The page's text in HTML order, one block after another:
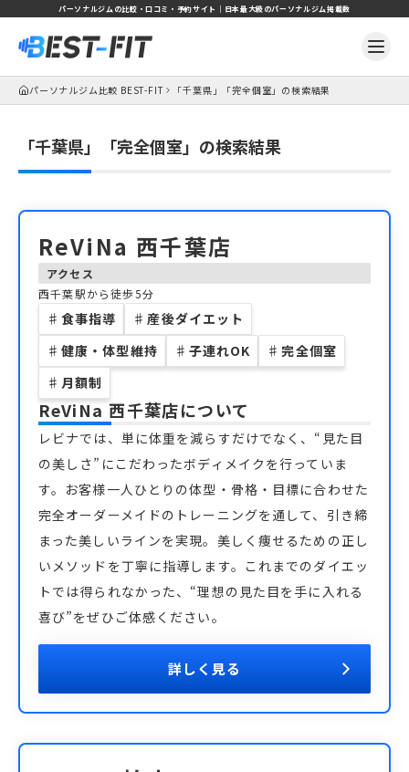
パーソナルジムの比較・口コミ・予約サイト｜日本最大級のパーソナルジム掲載数
パーソナルジム比較 BEST-FIT 「千葉県」「完全個室」の検索結果
「千葉県」「完全個室」の検索結果
ReViNa 西千葉店
アクセス
西千葉駅から徒歩5分
♯ 食事指導 ♯ 産後ダイエット
♯ 健康・体型維持 ♯ 子連れOK ♯ 完全個室
♯ 月額制
ReViNa 西千葉店について
レビナでは、単に体重を減らすだけでなく、“見た目
の美しさ”にこだわったボディメイクを行っていま
す。お客様一人ひとりの体型・骨格・目標に合わせた
完全オーダーメイドのトレーニングを通して、引き締
まった美しいラインを実現。美しく痩せるための正し
いメソッドを丁寧に指導します。これまでのダイエッ
トでは得られなかった、“理想の見た目を手に入れる
喜び”をぜひご体感ください。
詳しく見る